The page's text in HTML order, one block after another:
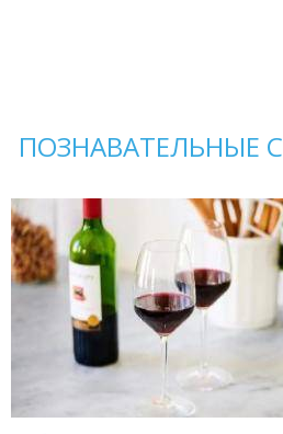
ПОЗНАВАТЕЛЬНЫЕ